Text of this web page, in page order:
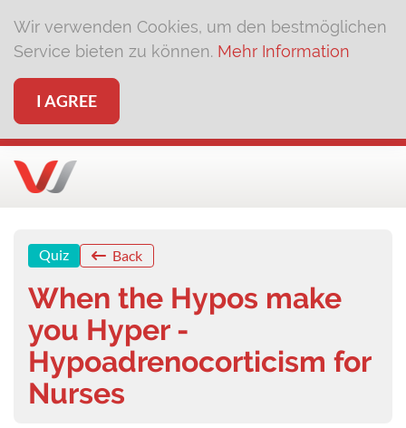
Wir verwenden Cookies, um den bestmöglichen
Service bieten zu können. Mehr Information
I AGREE
Quiz Back
When the Hypos make
you Hyper -
Hypoadrenocorticism for
Nurses